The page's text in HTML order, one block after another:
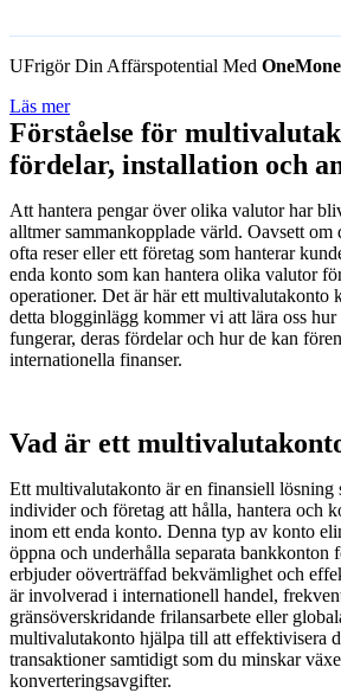
UFrigör Din Affärspotential Med
Läs mer
Förståelse för
fördelar, installation och
Att hantera pengar över olika valutor har
alltmer sammankopplade värld. Oavsett
ofta reser eller ett företag som hanterar
enda konto som kan hantera olika valutor
operationer. Det är här ett multivalutakonto
detta blogginlägg kommer vi att lära oss
fungerar, deras fördelar och hur de kan
internationella finanser.
Vad är ett
Ett multivalutakonto är en finansiell
individer och företag att hålla, hantera och
inom ett enda konto. Denna typ av konto
öppna och underhålla separata
erbjuder oöverträffad bekvämlighet och
är involverad i internationell handel,
gränsöverskridande frilansarbete eller
multivalutakonto hjälpa till att effektivisera
transaktioner samtidigt som du minskar
konverteringsavgifter.